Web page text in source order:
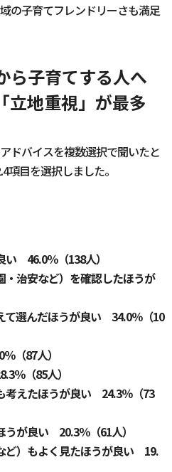
の子育てフレンドリーさも満足
ら子育てする人へ
立地重視」が最多
ドバイスを複数選択で聞いたと
項目を選択しました。
い 46.0％（138人）
治安など）を確認したほうが
て選んだほうが良い 34.0％（10
（87人）
％（85人）
考えたほうが良い 24.3％（73
が良い 20.3％（61人）
ど）もよく見たほうが良い 19.